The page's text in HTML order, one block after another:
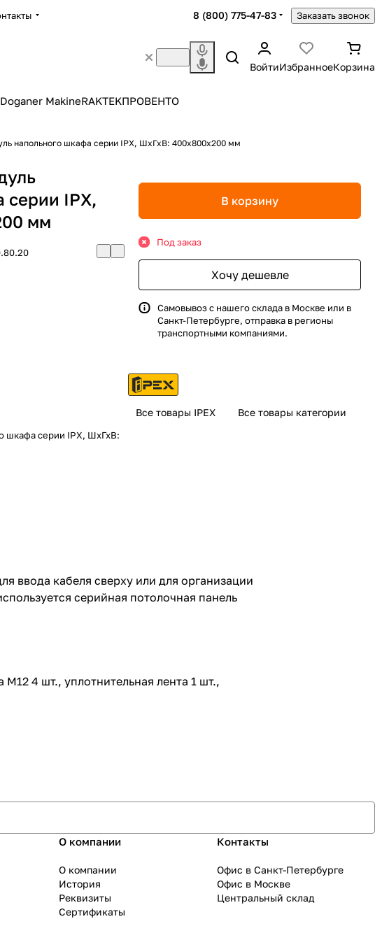
8 (800) 775-47-83 Заказать звонок
ВойтиИзбранноеКорзина
Doganer MakineRAKTEKПРОВЕНТО
напольного шкафа серии IPX, ШхГхВ: 400х800х200 мм
серии IPX,
мм
шкафа серии IPX, ШхГхВ:
В корзину
Под заказ
Хочу дешевле
Самовывоз с нашего склада в Москве или в
Санкт-Петербурге, отправка в регионы
транспортными компаниями.
Все товары IPEX Все товары категории
ввода кабеля сверху или для организации
серийная потолочная панель
4 шт., уплотнительная лента 1 шт.,
О компании
О компании
История
Реквизиты
Сертификаты
Контакты
Офис в Санкт-Петербурге
Офис в Москве
Центральный склад